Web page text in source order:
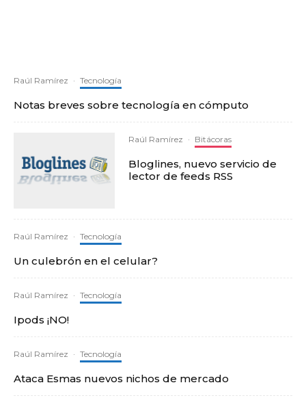
Raúl Ramírez · Tecnología
Notas breves sobre tecnología en cómputo
Raúl Ramírez · Bitácoras
Bloglines, nuevo servicio de
lector de feeds RSS
Raúl Ramírez · Tecnología
Un culebrón en el celular?
Raúl Ramírez · Tecnología
Ipods ¡NO!
Raúl Ramírez · Tecnología
Ataca Esmas nuevos nichos de mercado